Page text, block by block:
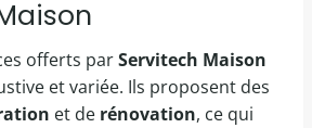
offerts parServitech Maison
et variée. Ils proposent des
et de rénovation, ce qui